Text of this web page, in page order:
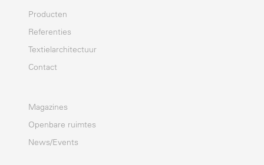
Producten
Referenties
Textielarchitectuur
Contact
Magazines
Openbare ruimtes
News/Events